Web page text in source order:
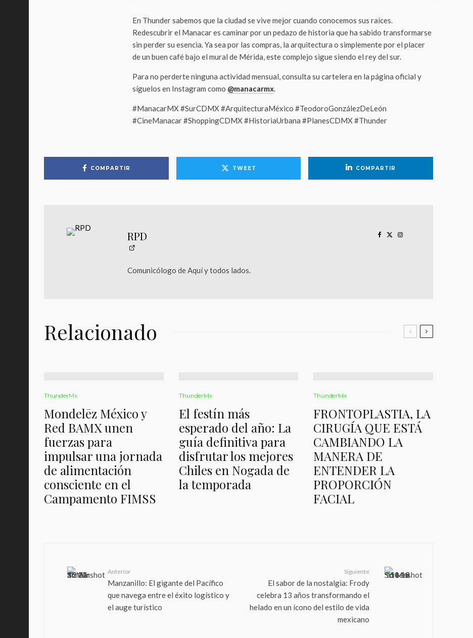
En Thunder sabemos que la ciudad se vive mejor cuando conocemos sus raíces.
Redescubrir el Manacar es caminar por un pedazo de historia que ha sabido transformarse
sin perder su esencia. Ya sea por las compras, la arquitectura o simplemente por el placer
de un buen café bajo el mural de Mérida, este complejo sigue siendo el rey del sur.
Para no perderte ninguna actividad mensual, consulta su cartelera en la página oficial y
síguelos en Instagram como @manacarmx.
#ManacarMX #SurCDMX #ArquitecturaMéxico #TeodoroGonzálezDeLeón
#CineManacar #ShoppingCDMX #HistoriaUrbana #PlanesCDMX #Thunder
COMPARTIR TWEET COMPARTIR
RPD
Comunicólogo de Aquí y todos lados.
Relacionado
ThunderMx
Mondelēz México y
Red BAMX unen
fuerzas para
impulsar una jornada
de alimentación
consciente en el
Campamento FIMSS
ThunderMx
El festín más
esperado del año: La
guía definitiva para
disfrutar los mejores
Chiles en Nogada de
la temporada
ThunderMx
FRONTOPLASTIA, LA
CIRUGÍA QUE ESTÁ
CAMBIANDO LA
MANERA DE
ENTENDER LA
PROPORCIÓN
FACIAL
Anterior
Manzanillo: El gigante del Pacífico
que navega entre el éxito logístico y
el auge turístico
Siguiente
El sabor de la nostalgia: Frody
celebra 13 años transformando el
helado en un ícono del estilo de vida
mexicano